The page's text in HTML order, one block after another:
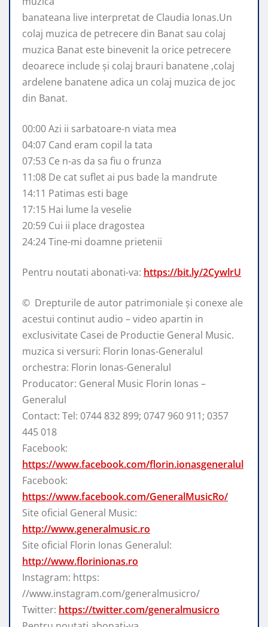
banateana live interpretat de Claudia Ionas.Un
colaj muzica de petrecere din Banat sau colaj
muzica Banat este binevenit la orice petrecere
deoarece include și colaj brauri banatene ,colaj
ardelene banatene adica un colaj muzica de joc
din Banat.
00:00 Azi ii sarbatoare-n viata mea
04:07 Cand eram copil la tata
07:53 Ce n-as da sa fiu o frunza
11:08 De cat suflet ai pus bade la mandrute
14:11 Patimas esti bage
17:15 Hai lume la veselie
20:59 Cui ii place dragostea
24:24 Tine-mi doamne prietenii
Pentru noutati abonati-va: https://bit.ly/2CywlrU
© ️ Drepturile de autor patrimoniale și conexe ale
acestui continut audio – video apartin in
exclusivitate Casei de Productie General Music.
muzica si versuri: Florin Ionas-Generalul
orchestra: Florin Ionas-Generalul
Producator: General Music Florin Ionas –
Generalul
Contact: Tel: 0744 832 899; 0747 960 911; 0357
445 018
Facebook:
https://www.facebook.com/florin.ionasgeneralul
Facebook:
https://www.facebook.com/GeneralMusicRo/
Site oficial General Music:
http://www.generalmusic.ro
Site oficial Florin Ionas Generalul:
http://www.florinionas.ro
Instagram: https:
//www.instagram.com/generalmusicro/
Twitter: https://twitter.com/generalmusicro